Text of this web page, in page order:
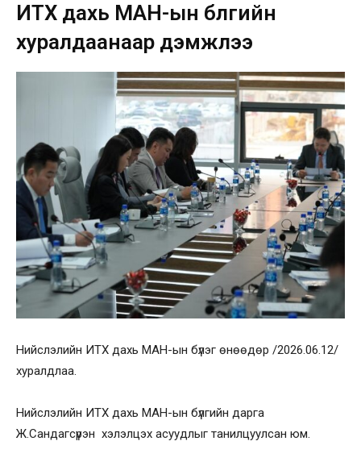
ИТХ дахь МАН-ын бүлгийн
хуралдаанаар дэмжлээ
Нийслэлийн ИТХ дахь МАН-ын бүлэг өнөөдөр /2026.06.12/
хуралдлаа.
Нийслэлийн ИТХ дахь МАН-ын бүлгийн дарга
Ж.Сандагсүрэн хэлэлцэх асуудлыг танилцуулсан юм.